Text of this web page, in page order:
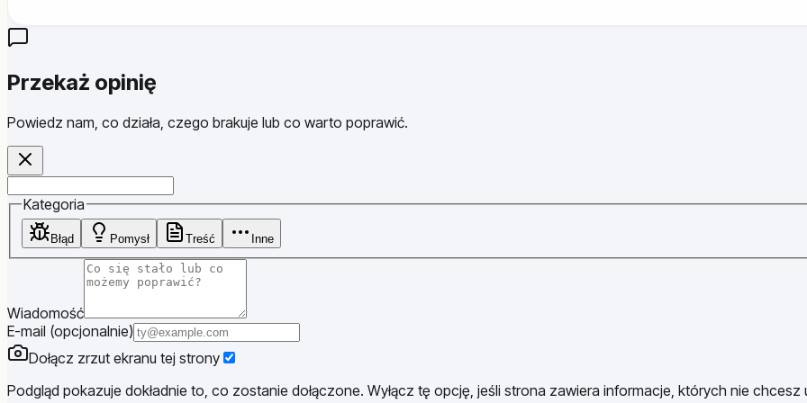
Przekaż opinię
Powiedz nam, co działa, czego brakuje lub co warto poprawić.
Kategoria
Błąd Pomysł Treść Inne
Wiadomość
E-mail (opcjonalnie)
Dołącz zrzut ekranu tej strony
Podgląd pokazuje dokładnie to, co zostanie dołączone. Wyłącz tę opcję, jeśli strona zawiera informacje, których nie chcesz